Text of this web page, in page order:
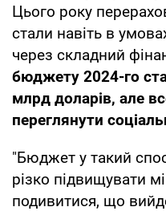
Цього року
стали навіть в
через складний
бюджету 2024-го
млрд доларів, але
переглянути
"Бюджет у такий
різко підвищувати
подивитися, що